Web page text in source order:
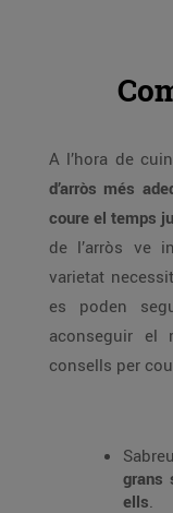
A l’hora de
d’arròs més
coure el temps
de l’arròs ve
varietat
es poden
aconseguir el
consells per
grans
ells.